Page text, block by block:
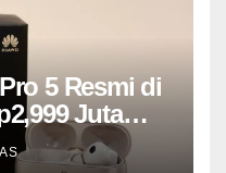
5 Resmi di
Juta
100 dB